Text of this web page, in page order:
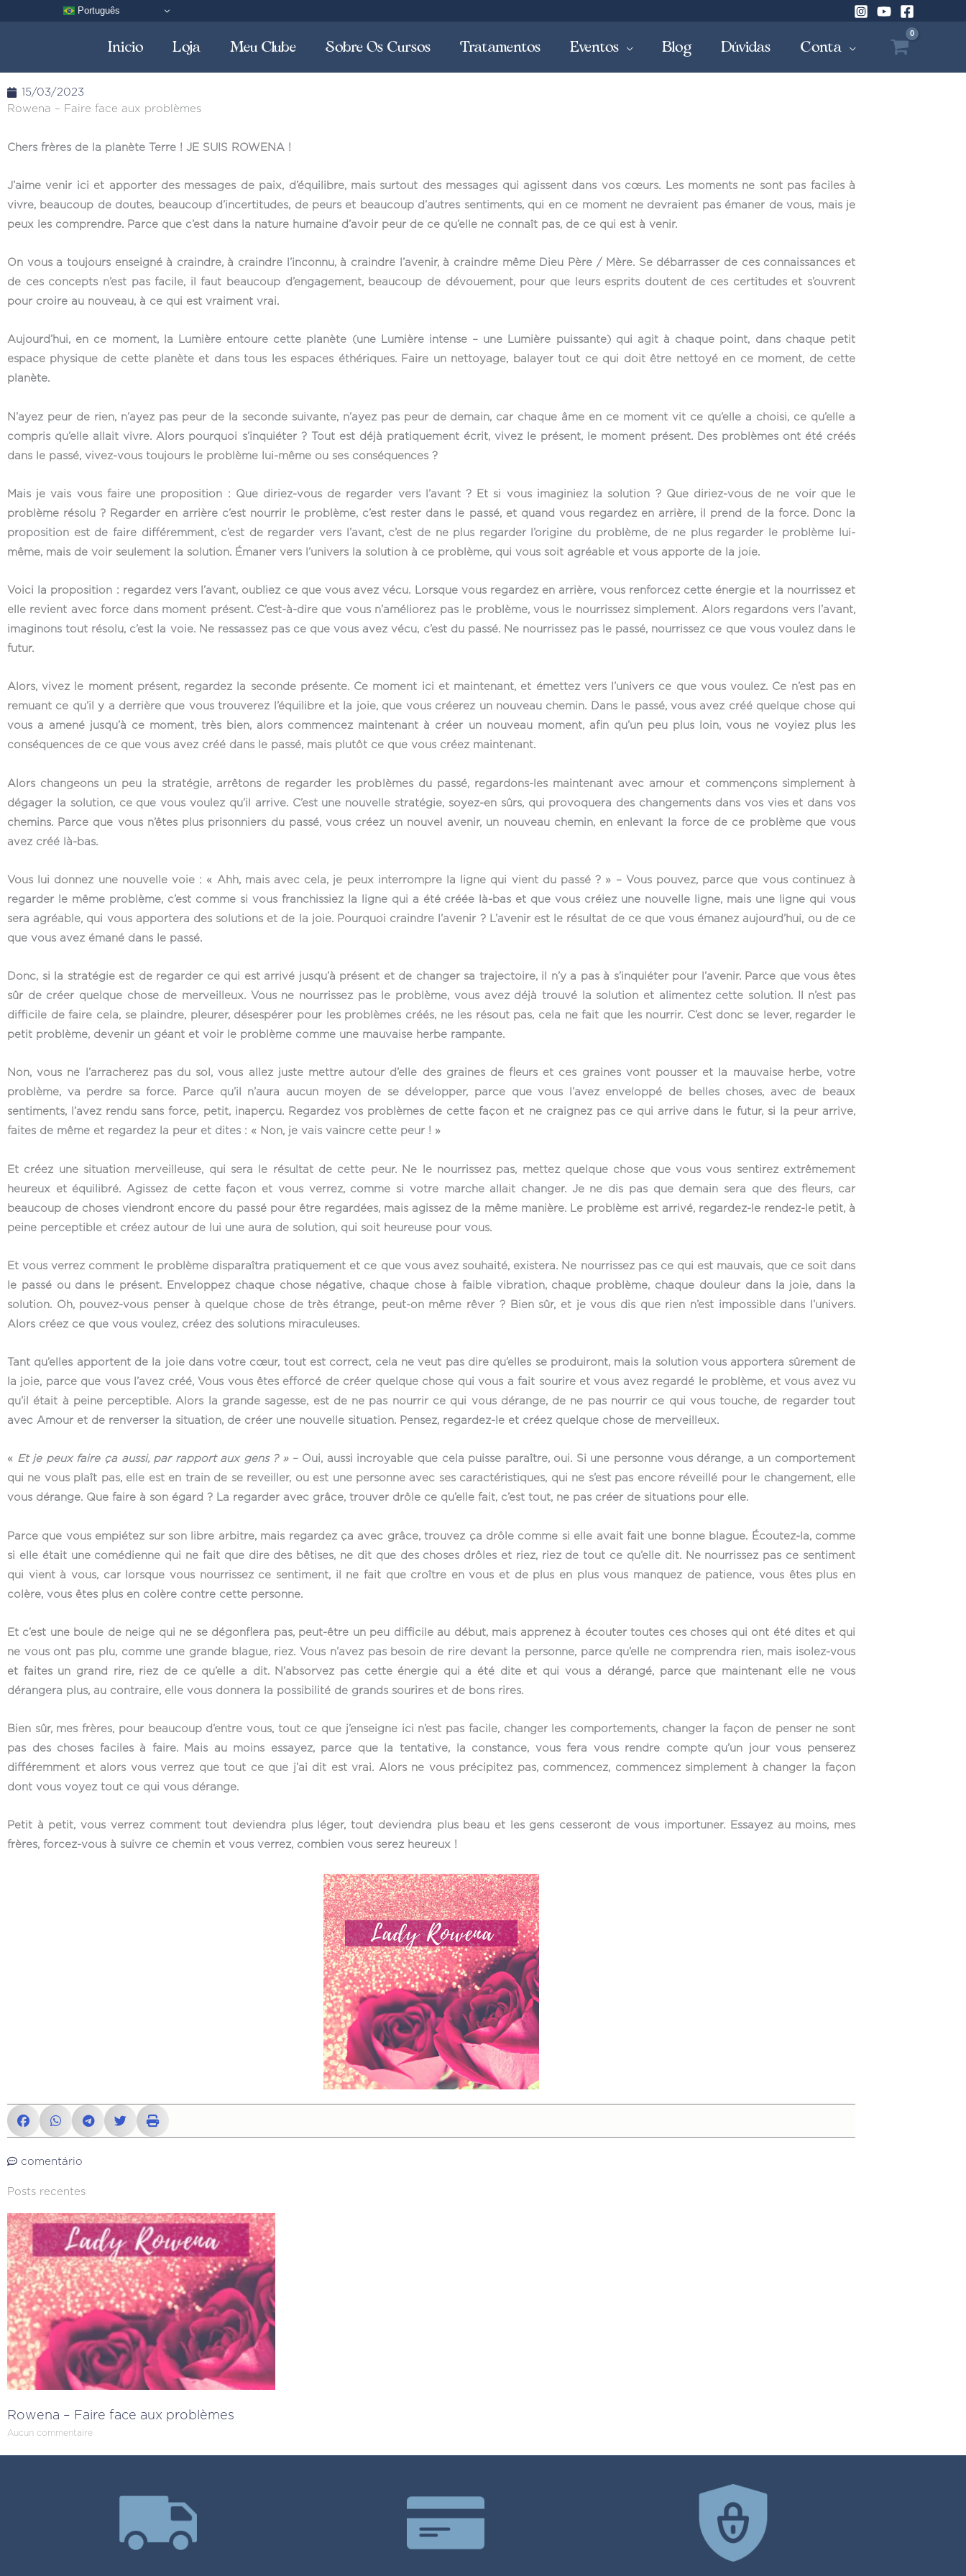
Português
Inicio Loja Meu Clube Sobre Os Cursos Tratamentos Eventos Blog Dúvidas Conta
15/03/2023
Rowena – Faire face aux problèmes
Chers frères de la planète Terre ! JE SUIS ROWENA !
J’aime venir ici et apporter des messages de paix, d’équilibre, mais surtout des messages qui agissent dans vos cœurs. Les moments ne sont pas faciles à
vivre, beaucoup de doutes, beaucoup d’incertitudes, de peurs et beaucoup d’autres sentiments, qui en ce moment ne devraient pas émaner de vous, mais je
peux les comprendre. Parce que c’est dans la nature humaine d’avoir peur de ce qu’elle ne connaît pas, de ce qui est à venir.
On vous a toujours enseigné à craindre, à craindre l’inconnu, à craindre l’avenir, à craindre même Dieu Père / Mère. Se débarrasser de ces connaissances et
de ces concepts n’est pas facile, il faut beaucoup d’engagement, beaucoup de dévouement, pour que leurs esprits doutent de ces certitudes et s’ouvrent
pour croire au nouveau, à ce qui est vraiment vrai.
Aujourd’hui, en ce moment, la Lumière entoure cette planète (une Lumière intense – une Lumière puissante) qui agit à chaque point, dans chaque petit
espace physique de cette planète et dans tous les espaces éthériques. Faire un nettoyage, balayer tout ce qui doit être nettoyé en ce moment, de cette
planète.
N’ayez peur de rien, n’ayez pas peur de la seconde suivante, n’ayez pas peur de demain, car chaque âme en ce moment vit ce qu’elle a choisi, ce qu’elle a
compris qu’elle allait vivre. Alors pourquoi s’inquiéter ? Tout est déjà pratiquement écrit, vivez le présent, le moment présent. Des problèmes ont été créés
dans le passé, vivez-vous toujours le problème lui-même ou ses conséquences ?
Mais je vais vous faire une proposition : Que diriez-vous de regarder vers l’avant ? Et si vous imaginiez la solution ? Que diriez-vous de ne voir que le
problème résolu ? Regarder en arrière c’est nourrir le problème, c’est rester dans le passé, et quand vous regardez en arrière, il prend de la force. Donc la
proposition est de faire différemment, c’est de regarder vers l’avant, c’est de ne plus regarder l’origine du problème, de ne plus regarder le problème lui-
même, mais de voir seulement la solution. Émaner vers l’univers la solution à ce problème, qui vous soit agréable et vous apporte de la joie.
Voici la proposition : regardez vers l’avant, oubliez ce que vous avez vécu. Lorsque vous regardez en arrière, vous renforcez cette énergie et la nourrissez et
elle revient avec force dans moment présent. C’est-à-dire que vous n’améliorez pas le problème, vous le nourrissez simplement. Alors regardons vers l’avant,
imaginons tout résolu, c’est la voie. Ne ressassez pas ce que vous avez vécu, c’est du passé. Ne nourrissez pas le passé, nourrissez ce que vous voulez dans le
futur.
Alors, vivez le moment présent, regardez la seconde présente. Ce moment ici et maintenant, et émettez vers l’univers ce que vous voulez. Ce n’est pas en
remuant ce qu’il y a derrière que vous trouverez l’équilibre et la joie, que vous créerez un nouveau chemin. Dans le passé, vous avez créé quelque chose qui
vous a amené jusqu’à ce moment, très bien, alors commencez maintenant à créer un nouveau moment, afin qu’un peu plus loin, vous ne voyiez plus les
conséquences de ce que vous avez créé dans le passé, mais plutôt ce que vous créez maintenant.
Alors changeons un peu la stratégie, arrêtons de regarder les problèmes du passé, regardons-les maintenant avec amour et commençons simplement à
dégager la solution, ce que vous voulez qu’il arrive. C’est une nouvelle stratégie, soyez-en sûrs, qui provoquera des changements dans vos vies et dans vos
chemins. Parce que vous n’êtes plus prisonniers du passé, vous créez un nouvel avenir, un nouveau chemin, en enlevant la force de ce problème que vous
avez créé là-bas.
Vous lui donnez une nouvelle voie : « Ahh, mais avec cela, je peux interrompre la ligne qui vient du passé ? » – Vous pouvez, parce que vous continuez à
regarder le même problème, c’est comme si vous franchissiez la ligne qui a été créée là-bas et que vous créiez une nouvelle ligne, mais une ligne qui vous
sera agréable, qui vous apportera des solutions et de la joie. Pourquoi craindre l’avenir ? L’avenir est le résultat de ce que vous émanez aujourd’hui, ou de ce
que vous avez émané dans le passé.
Donc, si la stratégie est de regarder ce qui est arrivé jusqu’à présent et de changer sa trajectoire, il n’y a pas à s’inquiéter pour l’avenir. Parce que vous êtes
sûr de créer quelque chose de merveilleux. Vous ne nourrissez pas le problème, vous avez déjà trouvé la solution et alimentez cette solution. Il n’est pas
difficile de faire cela, se plaindre, pleurer, désespérer pour les problèmes créés, ne les résout pas, cela ne fait que les nourrir. C’est donc se lever, regarder le
petit problème, devenir un géant et voir le problème comme une mauvaise herbe rampante.
Non, vous ne l’arracherez pas du sol, vous allez juste mettre autour d’elle des graines de fleurs et ces graines vont pousser et la mauvaise herbe, votre
problème, va perdre sa force. Parce qu’il n’aura aucun moyen de se développer, parce que vous l’avez enveloppé de belles choses, avec de beaux
sentiments, l’avez rendu sans force, petit, inaperçu. Regardez vos problèmes de cette façon et ne craignez pas ce qui arrive dans le futur, si la peur arrive,
faites de même et regardez la peur et dites : « Non, je vais vaincre cette peur ! »
Et créez une situation merveilleuse, qui sera le résultat de cette peur. Ne le nourrissez pas, mettez quelque chose que vous vous sentirez extrêmement
heureux et équilibré. Agissez de cette façon et vous verrez, comme si votre marche allait changer. Je ne dis pas que demain sera que des fleurs, car
beaucoup de choses viendront encore du passé pour être regardées, mais agissez de la même manière. Le problème est arrivé, regardez-le rendez-le petit, à
peine perceptible et créez autour de lui une aura de solution, qui soit heureuse pour vous.
Et vous verrez comment le problème disparaîtra pratiquement et ce que vous avez souhaité, existera. Ne nourrissez pas ce qui est mauvais, que ce soit dans
le passé ou dans le présent. Enveloppez chaque chose négative, chaque chose à faible vibration, chaque problème, chaque douleur dans la joie, dans la
solution. Oh, pouvez-vous penser à quelque chose de très étrange, peut-on même rêver ? Bien sûr, et je vous dis que rien n’est impossible dans l’univers.
Alors créez ce que vous voulez, créez des solutions miraculeuses.
Tant qu’elles apportent de la joie dans votre cœur, tout est correct, cela ne veut pas dire qu’elles se produiront, mais la solution vous apportera sûrement de
la joie, parce que vous l’avez créé, Vous vous êtes efforcé de créer quelque chose qui vous a fait sourire et vous avez regardé le problème, et vous avez vu
qu’il était à peine perceptible. Alors la grande sagesse, est de ne pas nourrir ce qui vous dérange, de ne pas nourrir ce qui vous touche, de regarder tout
avec Amour et de renverser la situation, de créer une nouvelle situation. Pensez, regardez-le et créez quelque chose de merveilleux.
« Et je peux faire ça aussi, par rapport aux gens ? »– Oui, aussi incroyable que cela puisse paraître, oui. Si une personne vous dérange, a un comportement
qui ne vous plaît pas, elle est en train de se reveiller, ou est une personne avec ses caractéristiques, qui ne s’est pas encore réveillé pour le changement, elle
vous dérange. Que faire à son égard ? La regarder avec grâce, trouver drôle ce qu’elle fait, c’est tout, ne pas créer de situations pour elle.
Parce que vous empiétez sur son libre arbitre, mais regardez ça avec grâce, trouvez ça drôle comme si elle avait fait une bonne blague. Écoutez-la, comme
si elle était une comédienne qui ne fait que dire des bêtises, ne dit que des choses drôles et riez, riez de tout ce qu’elle dit. Ne nourrissez pas ce sentiment
qui vient à vous, car lorsque vous nourrissez ce sentiment, il ne fait que croître en vous et de plus en plus vous manquez de patience, vous êtes plus en
colère, vous êtes plus en colère contre cette personne.
Et c’est une boule de neige qui ne se dégonflera pas, peut-être un peu difficile au début, mais apprenez à écouter toutes ces choses qui ont été dites et qui
ne vous ont pas plu, comme une grande blague, riez. Vous n’avez pas besoin de rire devant la personne, parce qu’elle ne comprendra rien, mais isolez-vous
et faites un grand rire, riez de ce qu’elle a dit. N’absorvez pas cette énergie qui a été dite et qui vous a dérangé, parce que maintenant elle ne vous
dérangera plus, au contraire, elle vous donnera la possibilité de grands sourires et de bons rires.
Bien sûr, mes frères, pour beaucoup d’entre vous, tout ce que j’enseigne ici n’est pas facile, changer les comportements, changer la façon de penser ne sont
pas des choses faciles à faire. Mais au moins essayez, parce que la tentative, la constance, vous fera vous rendre compte qu’un jour vous penserez
différemment et alors vous verrez que tout ce que j’ai dit est vrai. Alors ne vous précipitez pas, commencez, commencez simplement à changer la façon
dont vous voyez tout ce qui vous dérange.
Petit à petit, vous verrez comment tout deviendra plus léger, tout deviendra plus beau et les gens cesseront de vous importuner. Essayez au moins, mes
frères, forcez-vous à suivre ce chemin et vous verrez, combien vous serez heureux !
comentário
Posts recentes
Rowena – Faire face aux problèmes
Aucun commentaire